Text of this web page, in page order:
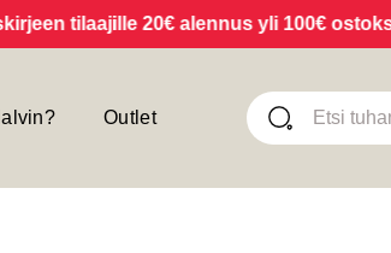
tilaajille 20€ alennus yli 100€
Outlet